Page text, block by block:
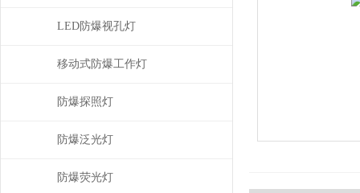
LED防爆视孔灯
移动式防爆工作灯
防爆探照灯
防爆泛光灯
防爆荧光灯